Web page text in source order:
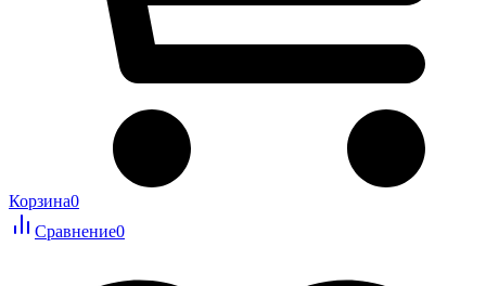
Корзина0
Сравнение0